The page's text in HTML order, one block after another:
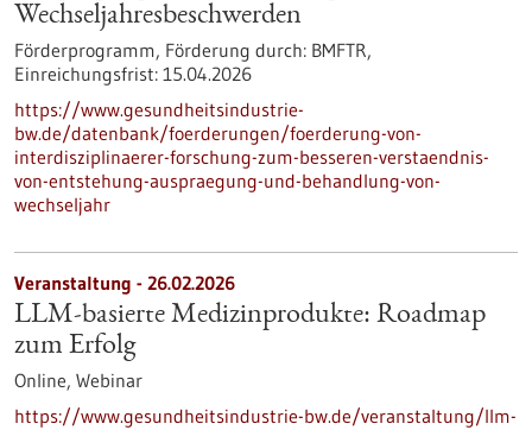
Wechseljahresbeschwerden
Förderprogramm, Förderung durch: BMFTR,
Einreichungsfrist: 15.04.2026
https://www.gesundheitsindustrie-
bw.de/datenbank/foerderungen/foerderung-von-
interdisziplinaerer-forschung-zum-besseren-verstaendnis-
von-entstehung-auspraegung-und-behandlung-von-
wechseljahr
Veranstaltung - 26.02.2026
LLM-basierte Medizinprodukte: Roadmap
zum Erfolg
Online, Webinar
https://www.gesundheitsindustrie-bw.de/veranstaltung/llm-